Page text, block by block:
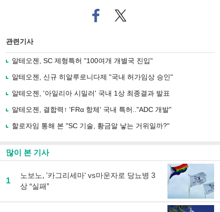
페
이
로
사
유
기
트위
터로
관련기사
알테오젠, SC 제형특허 "100여개 개별국 진입"
알테오젠, 신규 히알루로니다제 "국내 허가임상 승인"
알테오젠, '아일리아 시밀러' 국내 1상 최종결과 발표
알테오젠, 결합력↑ 'FRα 항체' 국내 특허.."ADC 개발"
할로자임 통해 본 "SC 기술, 황금알 낳는 거위일까?"
많이 본 기사
1
노보노, '카그리세마' vs마운자로 당뇨병 3
상 “실패”